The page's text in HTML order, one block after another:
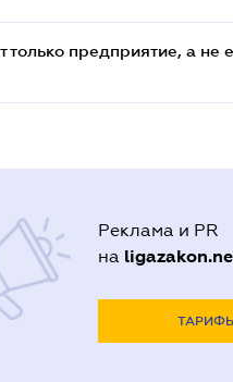
предприятие, а не
Реклама и PR
на